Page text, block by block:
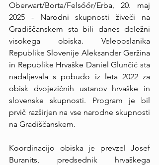
Oberwart/Borta/Felsőőr/Erba, 20. maj
2025 - Narodni skupnosti živeči na
Gradiščanskem sta bili danes deležni
visokega obiska. Veleposlanika
Republike Slovenije Aleksander Geržina
in Republike Hrvaške Daniel Glunčić sta
nadaljevala s pobudo iz leta 2022 za
obisk dvojezičnih ustanov hrvaške in
slovenske skupnosti. Program je bil
prvič razširjen na vse narodne skupnosti
na Gradiščanskem.
Koordinacijo obiska je prevzel Josef
Buranits, predsednik hrvaškega